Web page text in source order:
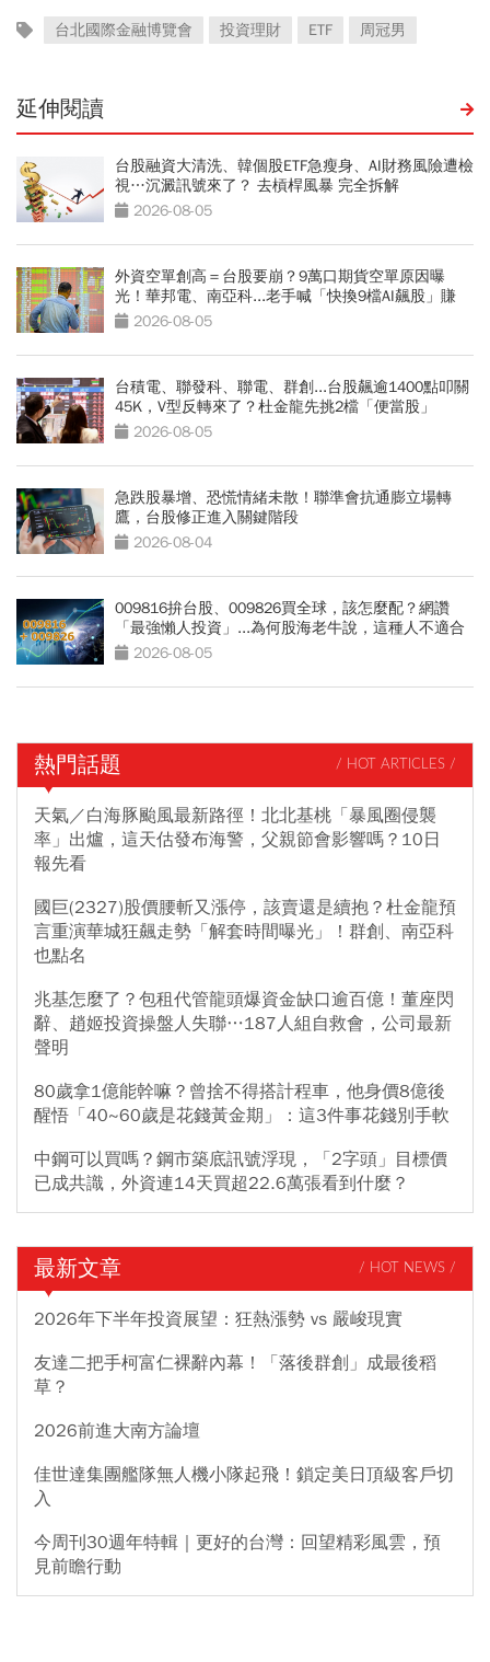
台北國際金融博覽會 投資理財 ETF 周冠男
延伸閱讀
台股融資大清洗、韓個股ETF急瘦身、AI財務風險遭檢
視…沉澱訊號來了？ 去槓桿風暴 完全拆解
2026-08-05
外資空單創高＝台股要崩？9萬口期貨空單原因曝
光！華邦電、南亞科...老手喊「快換9檔AI飆股」賺
Q3大行情
2026-08-05
台積電、聯發科、聯電、群創...台股飆逾1400點叩關
45K，V型反轉來了？杜金龍先挑2檔「便當股」
2026-08-05
急跌股暴增、恐慌情緒未散！聯準會抗通膨立場轉
鷹，台股修正進入關鍵階段
2026-08-04
009816拚台股、009826買全球，該怎麼配？網讚
「最強懶人投資」...為何股海老牛說，這種人不適合
買？2026-08-05
熱門話題 / HOT ARTICLES /
天氣／白海豚颱風最新路徑！北北基桃「暴風圈侵襲
率」出爐，這天估發布海警，父親節會影響嗎？10日
報先看
國巨(2327)股價腰斬又漲停，該賣還是續抱？杜金龍預
言重演華城狂飆走勢「解套時間曝光」！群創、南亞科
也點名
兆基怎麼了？包租代管龍頭爆資金缺口逾百億！董座閃
辭、趙姬投資操盤人失聯…187人組自救會，公司最新
聲明
80歲拿1億能幹嘛？曾捨不得搭計程車，他身價8億後
醒悟「40~60歲是花錢黃金期」：這3件事花錢別手軟
中鋼可以買嗎？鋼市築底訊號浮現，「2字頭」目標價
已成共識，外資連14天買超22.6萬張看到什麼？
最新文章 / HOT NEWS /
2026年下半年投資展望：狂熱漲勢 vs 嚴峻現實
友達二把手柯富仁裸辭內幕！「落後群創」成最後稻
草？
2026前進大南方論壇
佳世達集團艦隊無人機小隊起飛！鎖定美日頂級客戶切
入
今周刊30週年特輯｜更好的台灣：回望精彩風雲，預
見前瞻行動